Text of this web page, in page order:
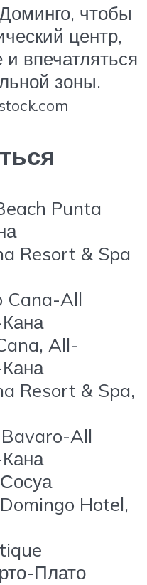
чтобы
центр,
и впечатляться
зоны.
Punta
Resort & Spa
Cana-All
All-
Resort & Spa,
All
Hotel,
Плато